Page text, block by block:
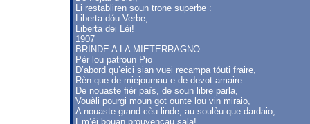
Li restabliren soun trone superbe :
Liberta dóu Verbe,
Liberta dei Lèi!
1907
BRINDE A LA MIETERRAGNO
Pèr lou patroun Pio
D’abord qu’eici sian vuei recampa tóuti fraire,
Rèn que de miejournau e de devot amaire
De nouaste fièr païs, de soun libre parla,
Vouàli pourgi moun got ounte lou vin miraio,
A nouaste grand cèu linde, au soulèu que dardaio,
Em’èi bouan prouvençau sala!